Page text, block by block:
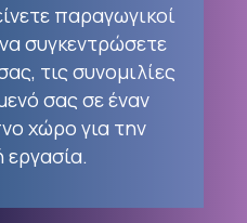
παραγωγικοί
συγκεντρώσετε
τις συνομιλίες
σας σε έναν
χώρο για την
εργασία.